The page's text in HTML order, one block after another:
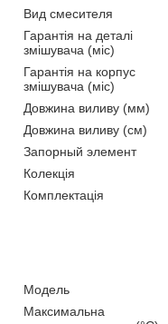
Вид смесителя
Гарантія на деталі
змішувача (міс)
Гарантія на корпус
змішувача (міс)
Довжина виливу (мм)
Довжина виливу (см)
Запорный элемент
Колекція
Комплектація
Мoдель
Максимальна